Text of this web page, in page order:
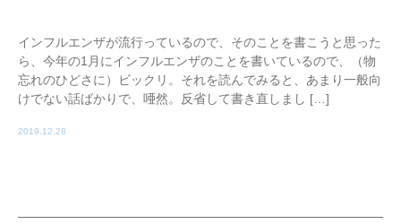
インフルエンザが流行っているので、そのことを書こうと思った
ら、今年の1月にインフルエンザのことを書いているので、（物
忘れのひどさに）ビックリ。それを読んでみると、あまり一般向
けでない話ばかりで、唖然。反省して書き直しまし […]
2019.12.28